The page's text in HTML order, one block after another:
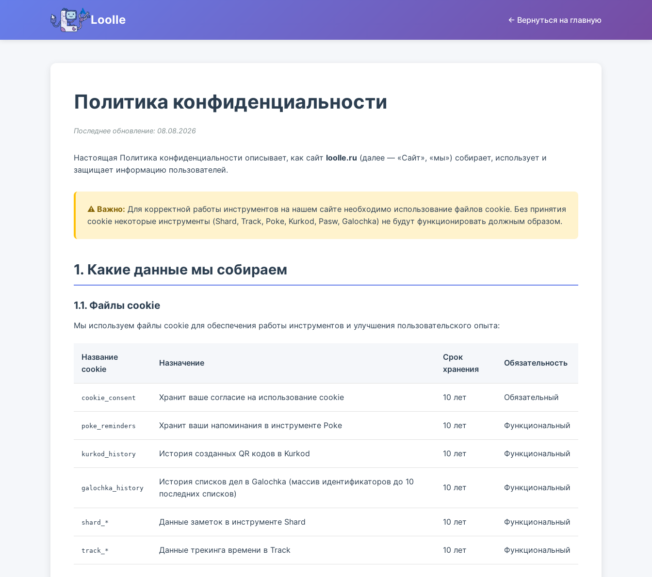
Loolle ← Вернуться на главную
Политика конфиденциальности
Последнее обновление: 08.08.2026
Настоящая Политика конфиденциальности описывает, как сайт loolle.ru (далее — «Сайт», «мы») собирает, использует и
защищает информацию пользователей.
⚠️ Важно: Для корректной работы инструментов на нашем сайте необходимо использование файлов cookie. Без принятия
cookie некоторые инструменты (Shard, Track, Poke, Kurkod, Pasw, Galochka) не будут функционировать должным образом.
1. Какие данные мы собираем
1.1. Файлы cookie
Мы используем файлы cookie для обеспечения работы инструментов и улучшения пользовательского опыта:
Название
cookie
Назначение
Срок
хранения
Обязательность
cookie_consent Хранит ваше согласие на использование cookie 10 лет Обязательный
poke_reminders Хранит ваши напоминания в инструменте Poke 10 лет Функциональный
kurkod_history История созданных QR кодов в Kurkod 10 лет Функциональный
galochka_history
История списков дел в Galochka (массив идентификаторов до 10
последних списков)
10 лет Функциональный
shard_* Данные заметок в инструменте Shard 10 лет Функциональный
track_* Данные трекинга времени в Track 10 лет Функциональный